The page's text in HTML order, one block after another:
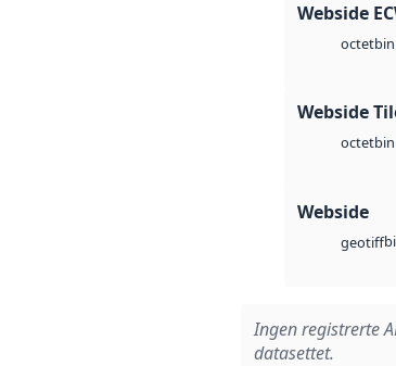
Webside
octetbin
Webside
octetbin
Webside
geotiff
Ingen registrerte
datasettet.